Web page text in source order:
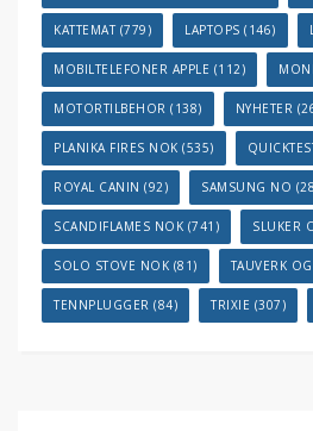
KATTEMAT(779) LAPTOPS (146)
MOBILTELEFONER APPLE (112)
MOTORTILBEHOR (138) NYHETER
PLANIKA FIRES NOK (535)
ROYAL CANIN (92) SAMSUNG NO
SCANDIFLAMES NOK (741) SLUKER
SOLO STOVE NOK (81) TAUVERK
TENNPLUGGER (84) TRIXIE (307)